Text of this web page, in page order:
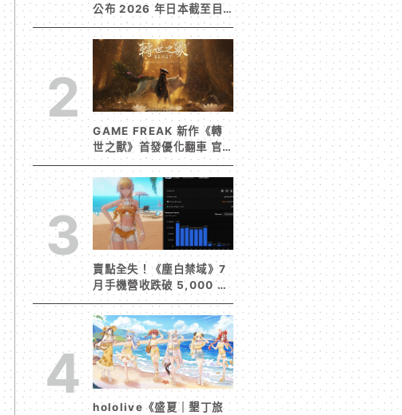
公布 2026 年日本截至目
前為止人氣歌單《遠航星的
告別》&《自無垠處歸航之
星》入榜
2
GAME FREAK 新作《轉
世之獸》首發優化翻車 官
方急發聲明承諾提供大量更
新彌補
3
賣點全失！《塵白禁域》7
月手機營收跌破 5,000 美
元 停服整改後玩家大量流
失
4
hololive《盛夏｜墾丁旅